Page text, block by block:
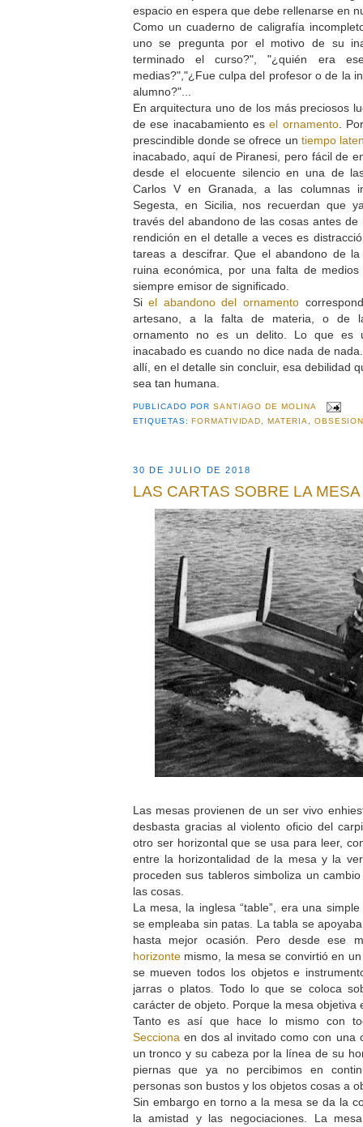
espacio en espera que debe rellenarse en
Como un cuaderno de caligrafía
uno se pregunta por el motivo de su
terminado el curso?", "¿quién era
medias?","¿Fue culpa del profesor o de la
alumno?"...
En arquitectura uno de los más preciosos
de ese inacabamiento esel ornamento.
prescindible donde se ofrece untiempo
inacabado, aquí de Piranesi, pero fácil de
desde el elocuente silencio en una de
Carlos V en Granada, a las columnas
Segesta, en Sicilia, nos recuerdan que
través del abandono de las cosas antes
rendición en el detalle a veces es
tareas a descifrar. Que el abandono de
ruina económica, por una falta de
siempre emisor de significado.
Siel abandono del ornamento
artesano, a la falta de materia, o de
ornamento no es un delito. Lo que es
inacabado es cuando no dice nada de
allí, en el detalle sin concluir, esa debilidad
sea tan humana.
PUBLICADO PORSANTIAGO DE MOLINA
ETIQUETAS: FORMATIVIDAD, MATERIA,
30 DE JULIO DE 2018
LAS CARTAS SOBRE LA MESA
Las mesas provienen de un ser vivo
desbasta gracias al violento oficio del
otro ser horizontal que se usa para leer,
entre la horizontalidad de la mesa y la
proceden sus tableros simboliza un
las cosas.
La mesa, la inglesa “table”, era una
se empleaba sin patas. La tabla se
hasta mejor ocasión. Pero desde ese
horizontemismo, la mesa se convirtió en
se mueven todos los objetos e
jarras o platos. Todo lo que se coloca
carácter de objeto. Porque la mesa objetiva
Tanto es así que hace lo mismo con
Secciona en dos al invitado como con una
un tronco y su cabeza por la línea de su
piernas que ya no percibimos en
personas son bustos y los objetos cosas a
Sin embargo en torno a la mesa se da la
la amistad y las negociaciones. La